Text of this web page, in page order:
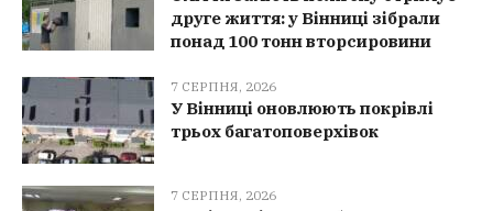
друге життя: у Вінниці зібрали
понад 100 тонн вторсировини
7 СЕРПНЯ, 2026
У Вінниці оновлюють покрівлі
трьох багатоповерхівок
7 СЕРПНЯ, 2026